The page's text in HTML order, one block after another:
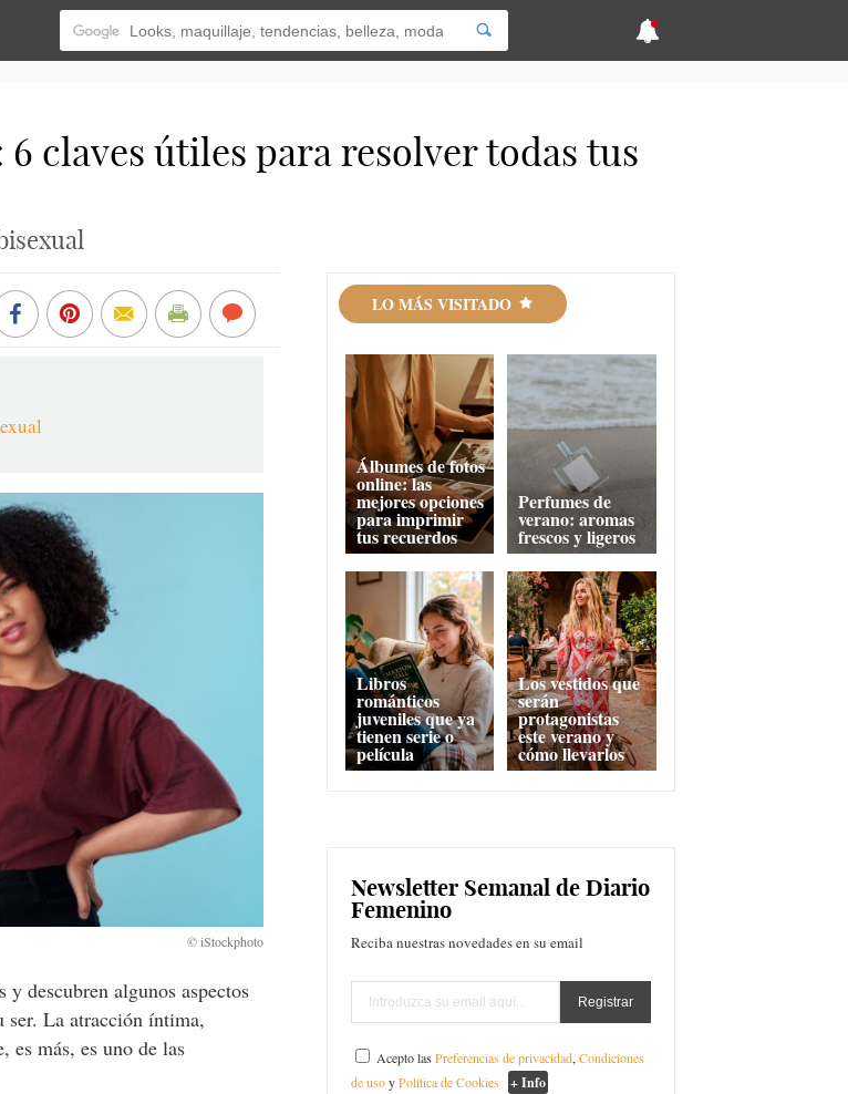
claves útiles para resolver todas tus
descubren algunos aspectos
ser. La atracción íntima,
es más, es uno de las
LO MÁS VISITADO
Álbumes de fotos
online: las
mejores opciones
para imprimir
tus recuerdos
Perfumes de
verano: aromas
frescos y ligeros
Libros
románticos
juveniles que ya
tienen serie o
película
Los vestidos que
serán
protagonistas
este verano y
cómo llevarlos
Newsletter Semanal de Diario
Femenino
Reciba nuestras novedades en su email
Acepto lasPreferencias de privacidad,Condiciones
de usoyPolítica de Cookies + Info